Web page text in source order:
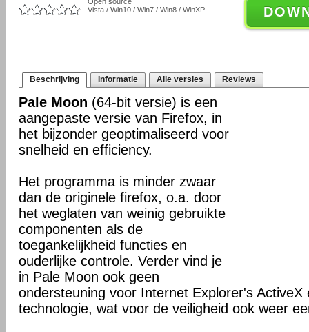
Vista / Win10 / Win7 / Win8 / WinXP
Beschrijving Informatie Alle versies Reviews
Pale Moon (64-bit versie) is een
aangepaste versie van Firefox, in
het bijzonder geoptimaliseerd voor
snelheid en efficiency.
Het programma is minder zwaar
dan de originele firefox, o.a. door
het weglaten van weinig gebruikte
componenten als de
toegankelijkheid functies en
ouderlijke controle. Verder vind je
in Pale Moon ook geen
ondersteuning voor Internet Explorer's ActiveX
technologie, wat voor de veiligheid ook weer